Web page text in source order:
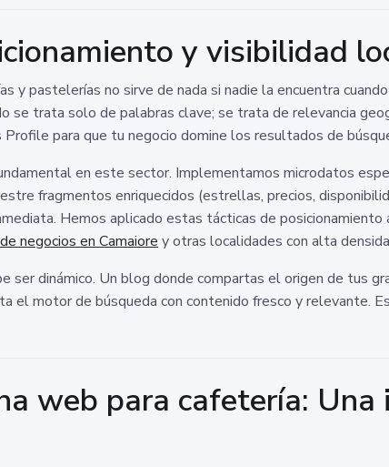
y visibilidad
y pastelerías no sirve de nada si nadie la encuentra
se trata solo de palabras clave; se trata de relevancia
para que tu negocio domine los resultados de
en este sector. Implementamos microdatos
fragmentos enriquecidos (estrellas, precios,
Hemos aplicado estas tácticas de
negocios en Camaiore y otras localidades con alta
ser dinámico. Un blog donde compartas el origen de tus
el motor de búsqueda con contenido fresco y relevante.
web para cafetería: Una